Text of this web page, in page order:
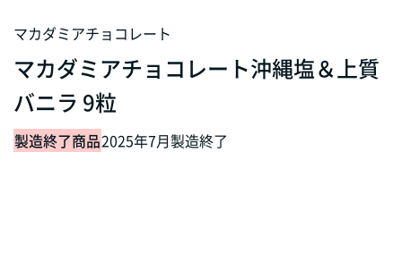
マカダミアチョコレート
マカダミアチョコレート沖縄塩＆上質
バニラ 9粒
製造終了商品2025年7月製造終了